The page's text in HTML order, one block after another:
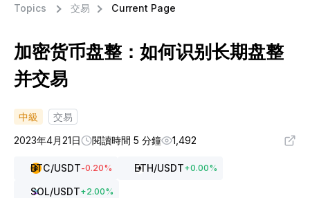
Topics 交易 Current Page
加密货币盘整：如何识别长期盘整
并交易
中級
交易
2023年4月21日
閱讀時間 5 分鐘 1,492
BTC/USDT-0.20% ETH/USDT+0.00%
SOL/USDT+2.00%